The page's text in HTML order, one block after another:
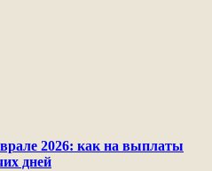
2026: как на выплаты
дней